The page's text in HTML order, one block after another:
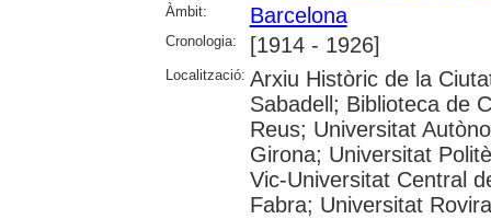
Àmbit: Barcelona
Cronologia: [1914 - 1926]
Localització: Arxiu Històric de la
Sabadell; Biblioteca de
Reus; Universitat
Girona; Universitat
Vic-Universitat Central
Fabra; Universitat